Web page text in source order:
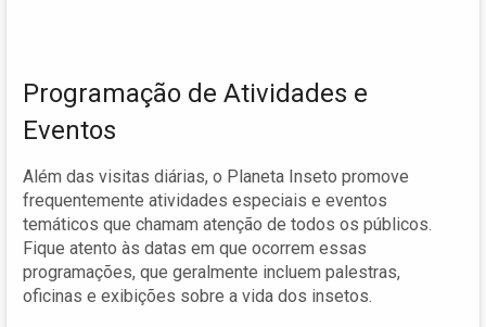
Programação de Atividades e
Eventos
Além das visitas diárias, o Planeta Inseto promove
frequentemente atividades especiais e eventos
temáticos que chamam atenção de todos os públicos.
Fique atento às datas em que ocorrem essas
programações, que geralmente incluem palestras,
oficinas e exibições sobre a vida dos insetos.